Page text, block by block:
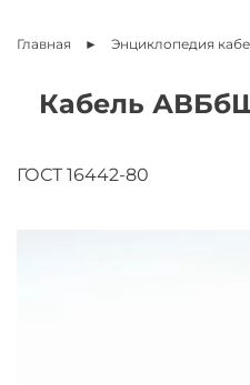
Главная Энциклопедия
Кабель
ГОСТ 16442-80